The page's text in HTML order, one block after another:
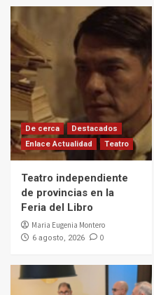
De cerca
Destacados
Enlace Actualidad
Teatro
Teatro independiente
de provincias en la
Feria del Libro
Maria Eugenia Montero
6 agosto, 2026 0